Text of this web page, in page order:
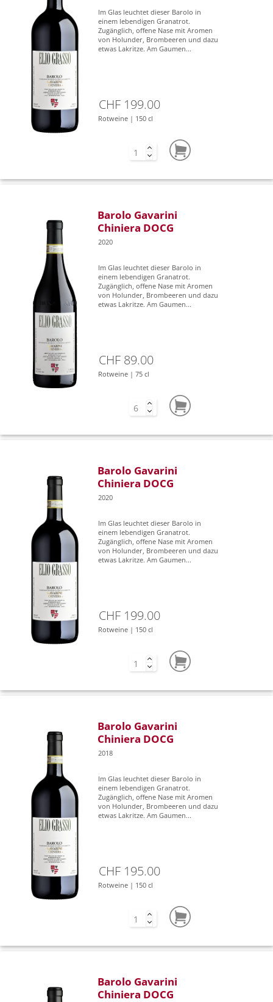
Im Glas leuchtet dieser Barolo in
einem lebendigen Granatrot.
Zugänglich, offene Nase mit Aromen
von Holunder, Brombeeren und dazu
etwas Lakritze. Am Gaumen...
CHF 199.00
Rotweine | 150 cl
Barolo Gavarini
Chiniera DOCG
2020
Im Glas leuchtet dieser Barolo in
einem lebendigen Granatrot.
Zugänglich, offene Nase mit Aromen
von Holunder, Brombeeren und dazu
etwas Lakritze. Am Gaumen...
CHF 89.00
Rotweine | 75 cl
Barolo Gavarini
Chiniera DOCG
2020
Im Glas leuchtet dieser Barolo in
einem lebendigen Granatrot.
Zugänglich, offene Nase mit Aromen
von Holunder, Brombeeren und dazu
etwas Lakritze. Am Gaumen...
CHF 199.00
Rotweine | 150 cl
Barolo Gavarini
Chiniera DOCG
2018
Im Glas leuchtet dieser Barolo in
einem lebendigen Granatrot.
Zugänglich, offene Nase mit Aromen
von Holunder, Brombeeren und dazu
etwas Lakritze. Am Gaumen...
CHF 195.00
Rotweine | 150 cl
Barolo Gavarini
Chiniera DOCG